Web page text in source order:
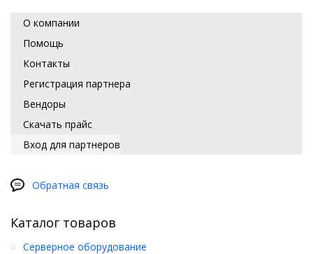
О компании
Помощь
Контакты
Регистрация партнера
Вендоры
Скачать прайс
Вход для партнеров
Обратная связь
Каталог товаров
Серверное оборудование